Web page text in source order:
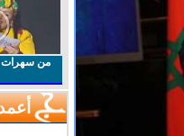
من سهرات